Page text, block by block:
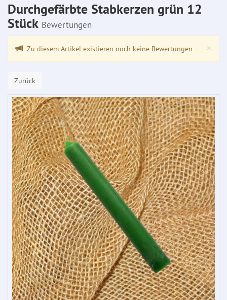
Durchgefärbte Stabkerzen grün 12
Stück Bewertungen
×
Zu diesem Artikel existieren noch keine Bewertungen
Zurück